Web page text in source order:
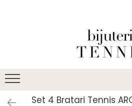
Set 4 Bratari Tennis